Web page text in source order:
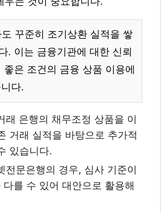
꾸준히 조기상환 실적을 쌓
. 이는 금융기관에 대한 신뢰
은 조건의 금융 상품 이용에
다.
래 은행의 채무조정 상품을 이
거래 실적을 바탕으로 추가적
있습니다.
전문은행의 경우, 심사 기준이
를 수 있어 대안으로 활용해